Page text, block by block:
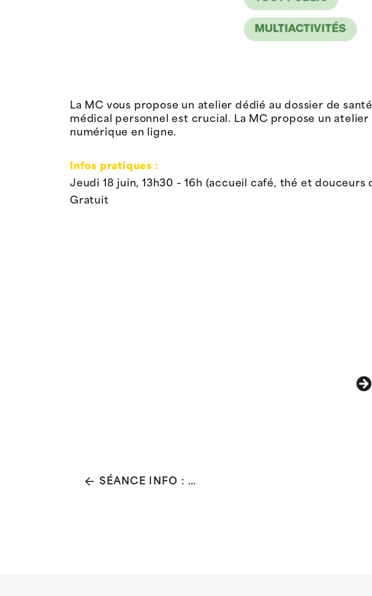
La MC vous propose un atelier dédié au dossier de
médical personnel est crucial. La MC propose un
numérique en ligne.
Infos pratiques :
Jeudi 18 juin, 13h30 – 16h (accueil café, thé et douceurs
Gratuit
SÉANCE INFO : LA PERTE AUDITIVE, PARLONS-EN !